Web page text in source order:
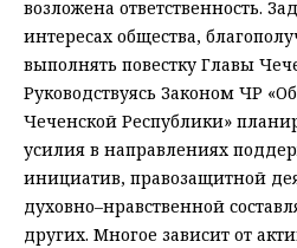
возложена ответственность.
интересах общества,
выполнять повестку Главы
Руководствуясь Законом ЧР
Чеченской Республики»
усилия в направлениях
инициатив, правозащитной
духовно–нравственной
других. Многое зависит от